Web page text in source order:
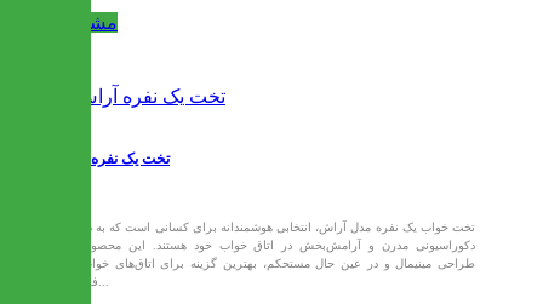
مشاهده
تخت یک نفره آراش
تخت خواب یک نفره مدل آراش، انتخابی هوشمندانه برای کسانی است که به دنبال
دکوراسیونی مدرن و آرامش‌بخش در اتاق خواب خود هستند. این محصول با
طراحی مینیمال و در عین حال مستحکم، بهترین گزینه برای اتاق‌های خواب با